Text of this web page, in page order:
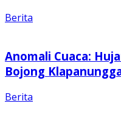
Berita
Anomali Cuaca:
Bojong
Berita